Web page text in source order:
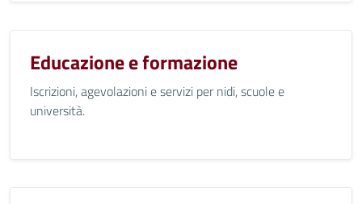
Educazione e formazione
Iscrizioni, agevolazioni e servizi per nidi, scuole e
università.